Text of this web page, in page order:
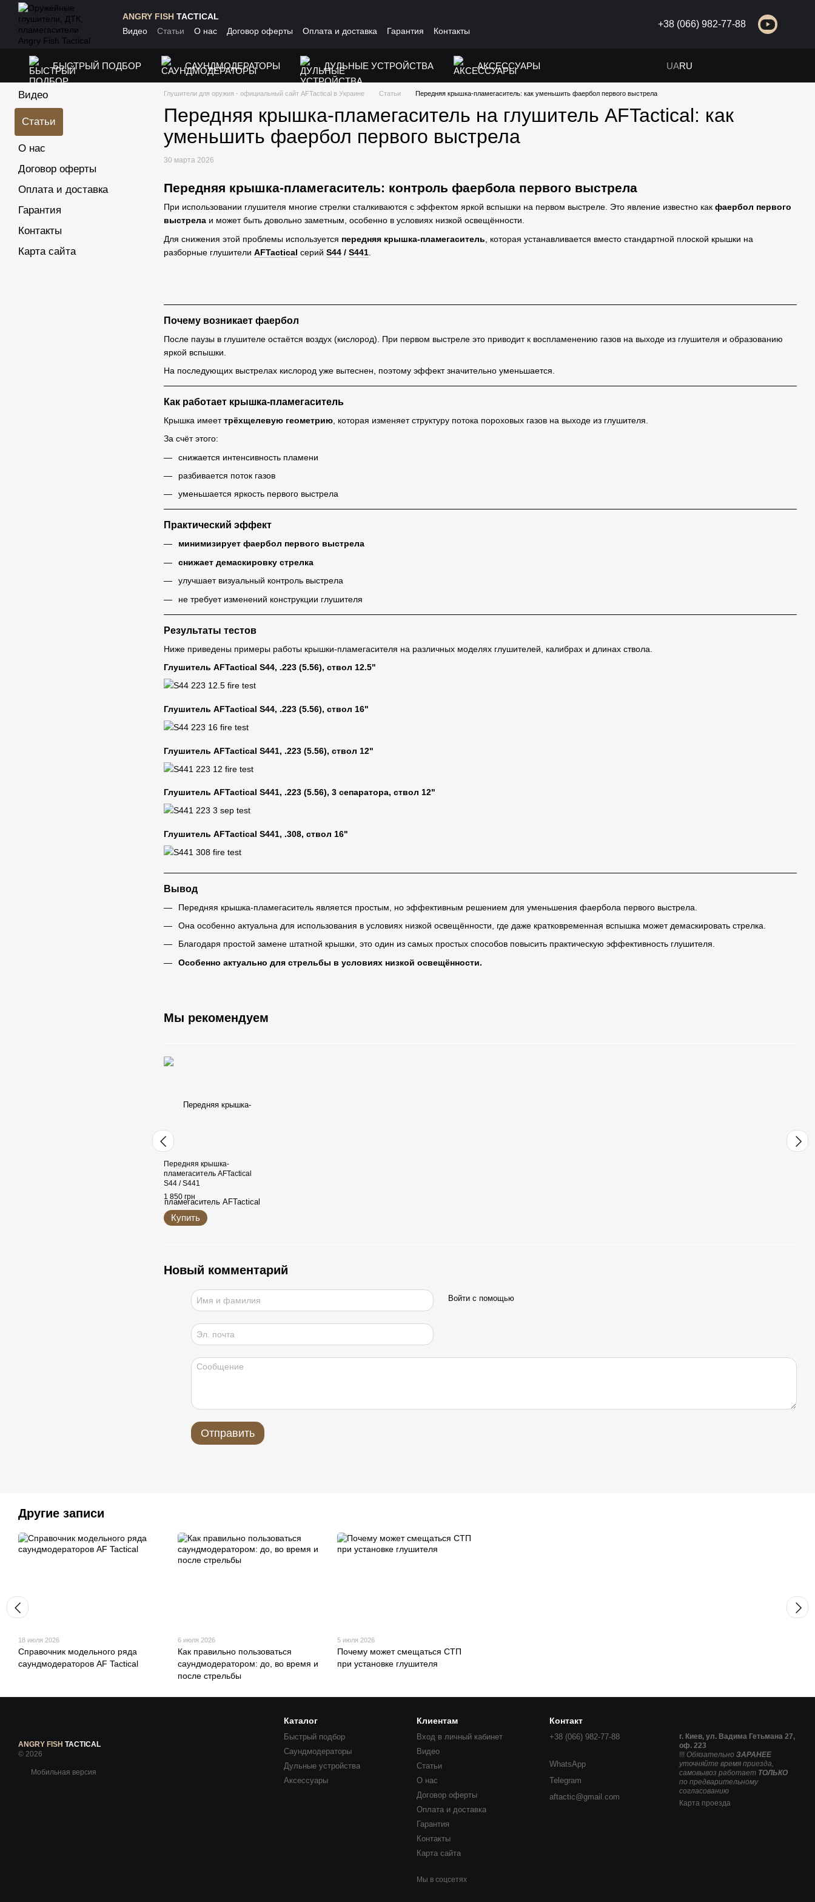
Перейти к основному контенту
ANGRY FISH TACTICAL
Видео
Статьи О нас Договор оферты Оплата и доставка Гарантия Контакты
+38 (066) 982-77-88
БЫСТРЫЙ ПОДБОР САУНДМОДЕРАТОРЫ ДУЛЬНЫЕ УСТРОЙСТВА АКСЕССУАРЫ UARU
Глушители для оружия - официальный сайт AFTactical в Украине Статьи Передняя крышка-пламегаситель: как уменьшить фаербол первого выстрела
Передняя крышка-пламегаситель на глушитель AFTactical: как
уменьшить фаербол первого выстрела
30 марта 2026
Передняя крышка-пламегаситель: контроль фаербола первого выстрела
При использовании глушителя многие стрелки сталкиваются с эффектом яркой вспышки на первом выстреле. Это явление известно как фаербол первого
выстрела и может быть довольно заметным, особенно в условиях низкой освещённости.
Для снижения этой проблемы используется передняя крышка-пламегаситель , которая устанавливается вместо стандартной плоской крышки на
разборные глушители AFTactical серий S44 / S441
Почему возникает фаербол
После паузы в глушителе остаётся воздух (кислород). При первом выстреле это приводит к воспламенению газов на выходе из глушителя и образованию
яркой вспышки.
На последующих выстрелах кислород уже вытеснен, поэтому эффект значительно уменьшается.
Как работает крышка-пламегаситель
Крышка имееттрёхщелевую геометрию , которая изменяет структуру потока пороховых газов на выходе из глушителя.
За счёт этого:
снижается интенсивность пламени
разбивается поток газов
уменьшается яркость первого выстрела
Практический эффект
минимизирует фаербол первого выстрела
снижает демаскировку стрелка
улучшает визуальный контроль выстрела
не требует изменений конструкции глушителя
Результаты тестов
Ниже приведены примеры работы крышки-пламегасителя на различных моделях глушителей, калибрах и длинах ствола.
Глушитель AFTactical S44, .223 (5.56), ствол 12.5"
Глушитель AFTactical S44, .223 (5.56), ствол 16"
Глушитель AFTactical S441, .223 (5.56), ствол 12"
Глушитель AFTactical S441, .223 (5.56), 3 сепаратора, ствол 12"
Глушитель AFTactical S441, .308, ствол 16"
Вывод
Передняя крышка-пламегаситель является простым, но эффективным решением для уменьшения фаербола первого выстрела.
Она особенно актуальна для использования в условиях низкой освещённости, где даже кратковременная вспышка может демаскировать стрелка.
Благодаря простой замене штатной крышки, это один из самых простых способов повысить практическую эффективность глушителя.
Особенно актуально для стрельбы в условиях низкой освещённости.
Мы рекомендуем
Передняя крышка-
пламегаситель AFTactical
S44 / S441
1 850 грн
Купить
Новый комментарий
Войти с помощью
Отправить
Видео
Статьи
О нас
Договор оферты
Оплата и доставка
Гарантия
Контакты
Карта сайта
Другие записи
18 июля 2026
Справочник модельного ряда
саундмодераторов AF Tactical
6 июля 2026
Как правильно пользоваться
саундмодератором: до, во время и
после стрельбы
5 июля 2026
Почему может смещаться СТП
при установке глушителя
ANGRY FISH TACTICAL
© 2026
Мобильная версия
Каталог
Быстрый подбор
Саундмодераторы
Дульные устройства
Аксессуары
Клиентам
Вход в личный кабинет
Видео
Статьи
О нас
Договор оферты
Оплата и доставка
Гарантия
Контакты
Карта сайта
Мы в соцсетях
Контакт
+38 (066) 982-77-88
WhatsApp
Telegram
aftactic@gmail.com
г. Киев, ул. Вадима Гетьмана 27,
оф. 223
!!! Обязательно ЗАРАНЕЕ
уточняйте время приезда,
самовывоз работает ТОЛЬКО
по предварительному
согласованию
Карта проезда